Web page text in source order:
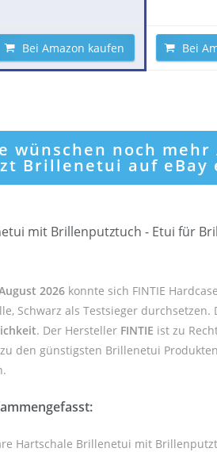
Bei Amazon kaufen Bei
wünschen noch mehr
Brillenetui auf eBay
mit Brillenputztuch - Etui für
2026 konnte sich FINTIE
als Testsieger durchsetzen.
. Der Hersteller FINTIE ist zu
den günstigsten Brillenetui
Hartschale Brillenetui mit